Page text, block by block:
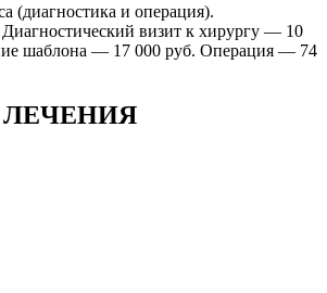
(диагностика и операция).
визит к хирургу — 10
шаблона — 17 000 руб. Операция — 74
ЛЕЧЕНИЯ